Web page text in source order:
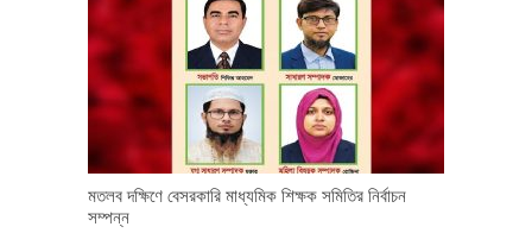
মতলব দক্ষিণে বেসরকারি মাধ্যমিক শিক্ষক সমিতির নির্বাচন
সম্পন্ন